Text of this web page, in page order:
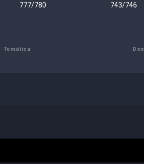
777/780 743/746
Temática